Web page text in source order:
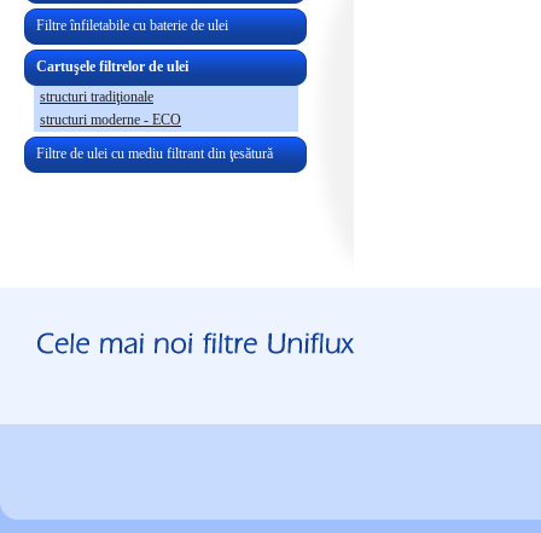
Filtre înfiletabile cu baterie de ulei
Cartuşele filtrelor de ulei
structuri tradiţionale
structuri moderne - ECO
Filtre de ulei cu mediu filtrant din ţesătură